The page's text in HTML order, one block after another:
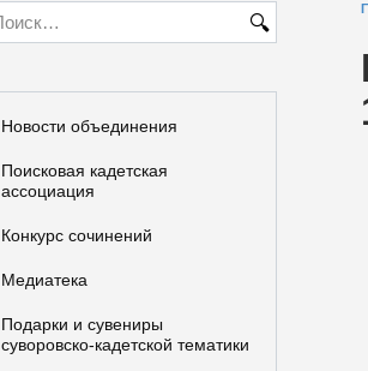
Новости объединения
Поисковая кадетская
ассоциация
Конкурс сочинений
Медиатека
Подарки и сувениры
суворовско-кадетской тематики